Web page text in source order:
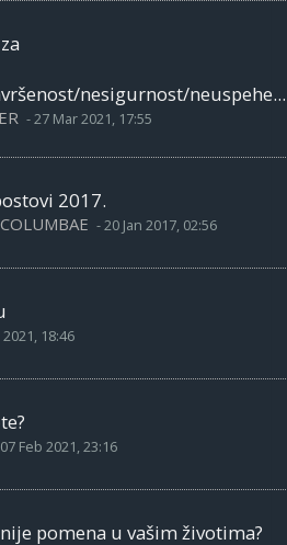
nesigurnost/neuspehe...
-27 Mar 2021, 17:55
2017.
-20 Jan 2017, 02:56
2021, 18:46
07 Feb 2021, 23:16
pomena u vašim životima?